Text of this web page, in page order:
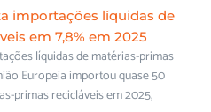
importações líquidas de
em 7,8% em 2025
líquidas de matérias-primas
Europeia importou quase 50
primas recicláveis em 2025,